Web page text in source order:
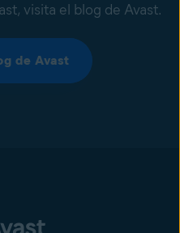
visita el blog de Avast.
de Avast